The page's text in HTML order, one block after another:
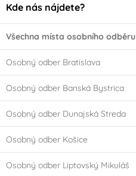
Kde nás nájdete?
Všechna místa osobního odběru
Osobný odber Bratislava
Osobný odber Banská Bystrica
Osobný odber Dunajská Streda
Osobný odber Košice
Osobný odber Liptovský Mikuláš